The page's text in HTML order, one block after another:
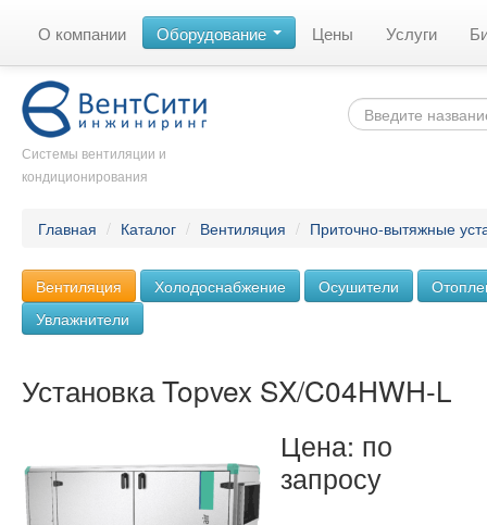
О компании Оборудование Цены Услуги
Системы вентиляции и
кондиционирования
Главная / Каталог / Вентиляция / Приточно-вытяжные
Вентиляция Холодоснабжение Осушители
Увлажнители
Установка Topvex SX/C04HWH-L
Цена: по
запросу